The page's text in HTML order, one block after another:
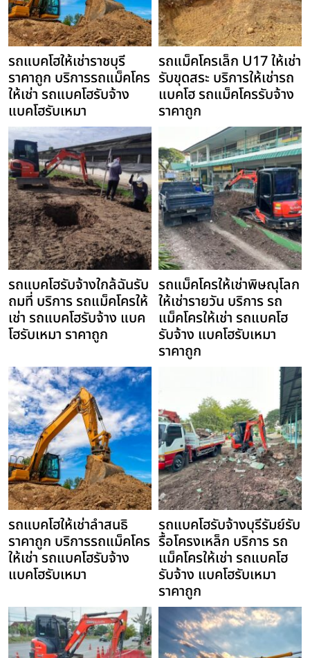
รถแบคโฮให้เช่าราชบุรี
ราคาถูก บริการรถแม็คโคร
ให้เช่า รถแบคโฮรับจ้าง
แบคโฮรับเหมา
รถแม็คโครเล็ก U17 ให้เช่า
รับขุดสระ บริการให้เช่ารถ
แบคโฮ รถแม็คโครรับจ้าง
ราคาถูก
รถแบคโฮรับจ้างใกล้ฉันรับ
ถมที่ บริการ รถแม็คโครให้
เช่า รถแบคโฮรับจ้าง แบค
โฮรับเหมา ราคาถูก
รถแม็คโครให้เช่าพิษณุโลก
ให้เช่ารายวัน บริการ รถ
แม็คโครให้เช่า รถแบคโฮ
รับจ้าง แบคโฮรับเหมา
ราคาถูก
รถแบคโฮให้เช่าลำสนธิ
ราคาถูก บริการรถแม็คโคร
ให้เช่า รถแบคโฮรับจ้าง
แบคโฮรับเหมา
รถแบคโฮรับจ้างบุรีรัมย์รับ
รื้อโครงเหล็ก บริการ รถ
แม็คโครให้เช่า รถแบคโฮ
รับจ้าง แบคโฮรับเหมา
ราคาถูก